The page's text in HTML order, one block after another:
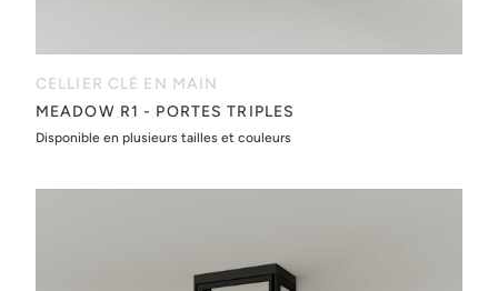
CELLIER CLÉ EN MAIN
MEADOW R1 - PORTES TRIPLES
Disponible en plusieurs tailles et couleurs